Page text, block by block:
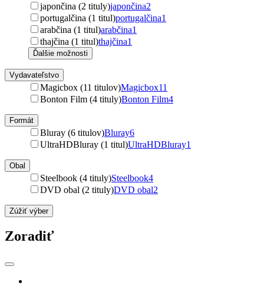
japončina (2 tituly)japončina2
portugalčina (1 titul)portugalčina1
arabčina (1 titul)arabčina1
thajčina (1 titul)thajčina1
Ďalšie možnosti
Vydavateľstvo
Magicbox (11 titulov)Magicbox11
Bonton Film (4 tituly)Bonton Film4
Formát
Bluray (6 titulov)Bluray6
UltraHDBluray (1 titul)UltraHDBluray1
Obal
Steelbook (4 tituly)Steelbook4
DVD obal (2 tituly)DVD obal2
Zúžiť výber
Zoradiť